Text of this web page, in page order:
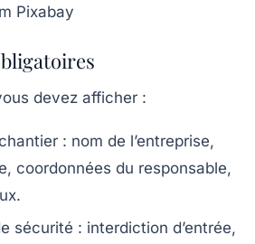
Pixabay
devez afficher :
: nom de l’entreprise,
coordonnées du responsable,
sécurité : interdiction d’entrée,